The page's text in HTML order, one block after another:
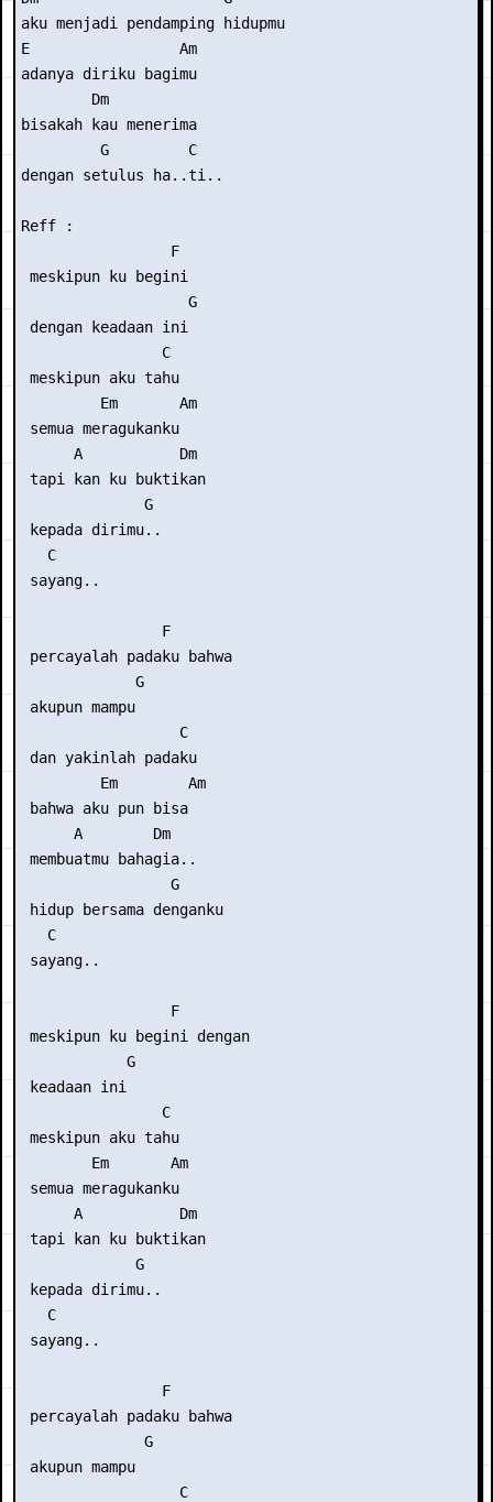
aku menjadi pendamping hidupmu
E                 Am
adanya diriku bagimu
        Dm
bisakah kau menerima
         G         C
dengan setulus ha..ti..
Reff :
                 F
meskipun ku begini
                   G
dengan keadaan ini
                C
meskipun aku tahu
         Em       Am
semua meragukanku
      A           Dm
tapi kan ku buktikan
              G
kepada dirimu..
   C
sayang..
                F
percayalah padaku bahwa
             G
akupun mampu
                  C
dan yakinlah padaku
         Em        Am
bahwa aku pun bisa
      A        Dm
membuatmu bahagia..
                 G
hidup bersama denganku
   C
sayang..
                 F
meskipun ku begini dengan
            G
keadaan ini
                C
meskipun aku tahu
        Em       Am
semua meragukanku
      A           Dm
tapi kan ku buktikan
             G
kepada dirimu..
   C
sayang..
                F
percayalah padaku bahwa
              G
akupun mampu
                  C